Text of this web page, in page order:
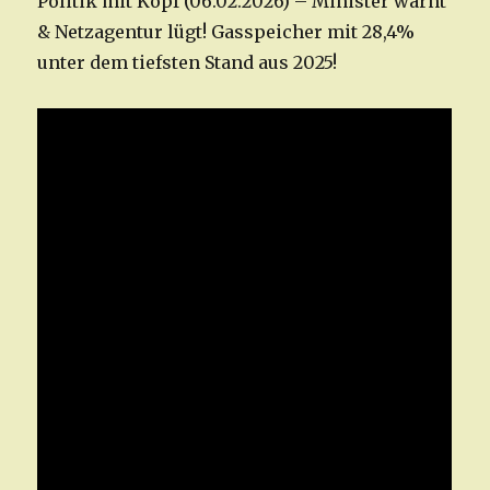
& Netzagentur lügt! Gasspeicher mit 28,4%
unter dem tiefsten Stand aus 2025!